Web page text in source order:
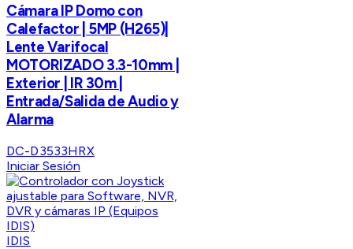
Cámara IP Domo con
Calefactor | 5MP (H265)|
Lente Varifocal
MOTORIZADO 3.3-10mm |
Exterior | IR 30m |
Entrada/Salida de Audio y
Alarma
DC-D3533HRX
Iniciar Sesión
IDIS